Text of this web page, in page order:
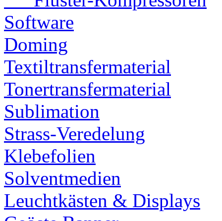
Software
Doming
Textiltransfermaterial
Tonertransfermaterial
Sublimation
Strass-Veredelung
Klebefolien
Solventmedien
Leuchtkästen & Displays